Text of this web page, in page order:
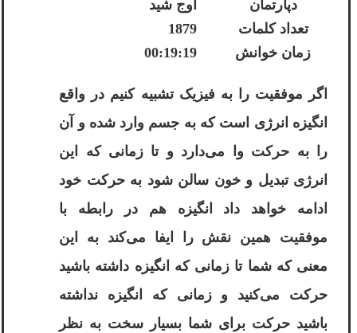
دپارتمان
اوج شید
تعداد کلمات
1879
زمان خوانش
00:19:19
اگر موفقیت را به فیزیک تشبیه کنیم در واقع
انگیزه انرژی است که به جسم وارد شده و آن
را به حرکت وا می‌دارد و تا زمانی که این
انرژی تبدیل و خون سالن شود به حرکت خود
ادامه خواهد داد انگیزه هم در رابطه با
موفقیت همین نقش را ایفا می‌کند به این
معنی که شما تا زمانی که انگیزه داشته باشید
حرکت می‌کنید و زمانی که انگیزه نداشته
باشید حرکت برای شما بسیار سخت به نظر